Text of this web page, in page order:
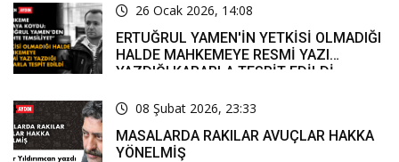
26 Ocak 2026, 14:08
ERTUĞRUL YAMEN'İN YETKİSİ OLMADIĞI
HALDE MAHKEMEYE RESMİ YAZI
YAZDIĞI KARARLA TESPİT EDİLDİ
08 Şubat 2026, 23:33
MASALARDA RAKILAR AVUÇLAR HAKKA
YÖNELMİŞ